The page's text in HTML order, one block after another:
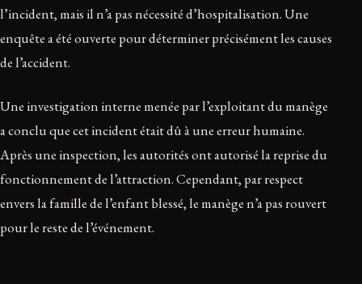
l’incident, mais il n’a pas nécessité d’hospitalisation. Une
enquête a été ouverte pour déterminer précisément les causes
de l’accident.
Une investigation interne menée par l’exploitant du manège
a conclu que cet incident était dû à une erreur humaine.
Après une inspection, les autorités ont autorisé la reprise du
fonctionnement de l’attraction. Cependant, par respect
envers la famille de l’enfant blessé, le manège n’a pas rouvert
pour le reste de l’événement.